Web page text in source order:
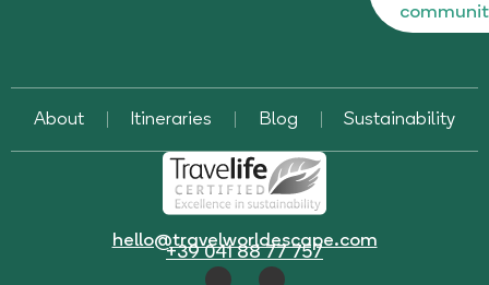
About Itineraries Blog Sustainability
hello@travelworldescape.com
+39 041 88 77 757